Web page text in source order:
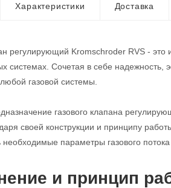
Характеристики Доставка
регулирующий Kromschroder RVS - это
системах. Сочетая в себе надежность,
газовой системы.
газового клапана
своей конструкции и принципу
необходимые параметры газового
и принцип